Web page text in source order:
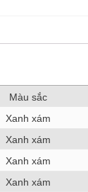
Màu sắc
Xanh xám
Xanh xám
Xanh xám
Xanh xám